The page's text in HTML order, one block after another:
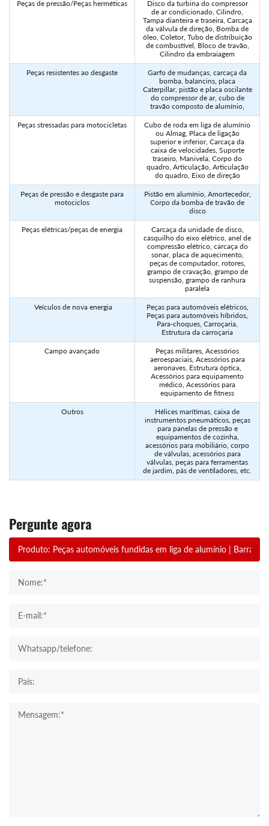
Peças de pressão/Peças herméticas
Disco da turbina do compressor
de ar condicionado, Cilindro,
Tampa dianteira e traseira, Carcaça
da válvula de direção, Bomba de
óleo, Coletor, Tubo de distribuição
de combustível, Bloco de travão,
Cilindro da embraiagem
Peças resistentes ao desgaste
Garfo de mudanças, carcaça da
bomba, balancins, placa
Caterpillar, pistão e placa oscilante
do compressor de ar, cubo de
travão composto de alumínio,
Peças stressadas para motocicletas
Cubo de roda em liga de alumínio
ou Almag, Placa de ligação
superior e inferior, Carcaça da
caixa de velocidades, Suporte
traseiro, Manivela, Corpo do
quadro, Articulação, Articulação
do quadro, Eixo de direção
Peças de pressão e desgaste para
motociclos
Pistão em alumínio, Amortecedor,
Corpo da bomba de travão de
disco
Peças elétricas/peças de energia
Carcaça da unidade de disco,
casquilho do eixo elétrico, anel de
compressão elétrico, carcaça do
sonar, placa de aquecimento,
peças de computador, rotores,
grampo de cravação, grampo de
suspensão, grampo de ranhura
paralela
Veículos de nova energia
Peças para automóveis elétricos,
Peças para automóveis híbridos,
Para-choques, Carroçaria,
Estrutura da carroçaria
Campo avançado
Peças militares, Acessórios
aeroespaciais, Acessórios para
aeronaves, Estrutura óptica,
Acessórios para equipamento
médico, Acessórios para
equipamento de fitness
Outros
Hélices marítimas, caixa de
instrumentos pneumáticos, peças
para panelas de pressão e
equipamentos de cozinha,
acessórios para mobiliário, corpo
de válvulas, acessórios para
válvulas, peças para ferramentas
de jardim, pás de ventiladores, etc.
Pergunte agora